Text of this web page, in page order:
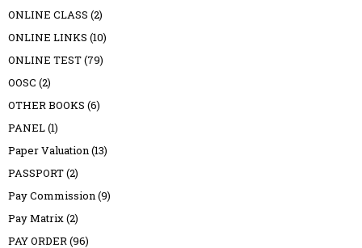
ONLINE CLASS (2)
ONLINE LINKS (10)
ONLINE TEST(79)
OOSC (2)
OTHER BOOKS (6)
PANEL(1)
Paper Valuation(13)
PASSPORT(2)
Pay Commission(9)
Pay Matrix(2)
PAY ORDER(96)